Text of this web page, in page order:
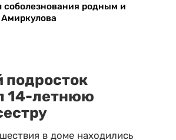
соболезнования родным и
подросток
14-летнюю
в доме находились